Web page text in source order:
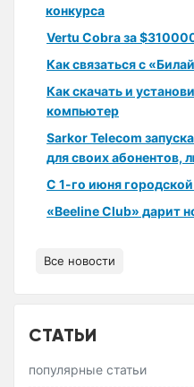
конкурса
Vertu Cobra за
Как связаться с
Как скачать и
компьютер
Sarkor Telecom
для своих абонентов,
С 1-го июня
«Beeline Club» дарит
Все новости
СТАТЬИ
популярные статьи